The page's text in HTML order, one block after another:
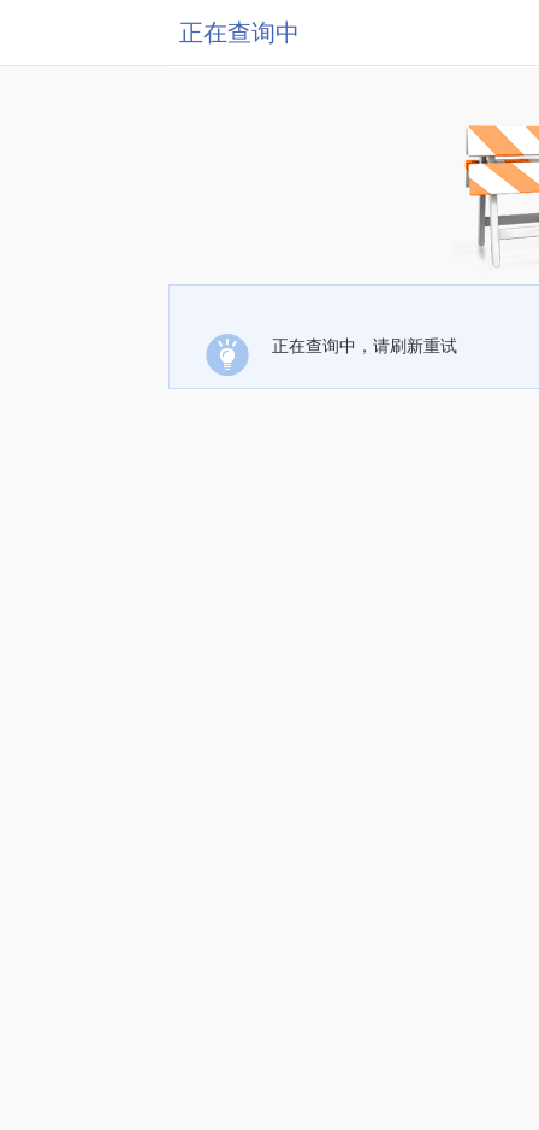
正在查询中
正在查询中，请刷新重试